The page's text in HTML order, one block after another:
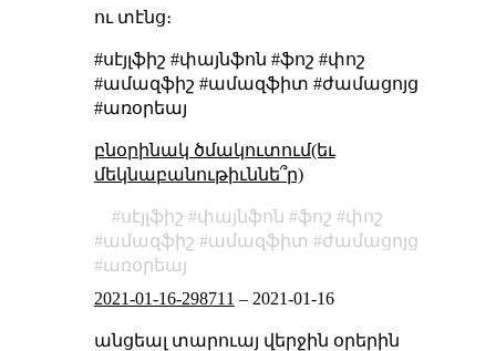
ու տէնց։
#սէյլֆիշ #փայնֆոն #ֆոշ #փոշ
#ամազֆիշ #ամազֆիտ #ժամացոյց
#առօրեայ
բնօրինակ ծմակուտում(եւ
մեկնաբանութիւննե՞ր)
սէյլֆիշ փայնֆոն ֆոշ
փոշ
ամազֆիշ
ամազֆիտ
ժամացոյց
առօրեայ
2021-01-16-298711 – 2021-01-16
անցեալ տարուայ վերջին օրերին